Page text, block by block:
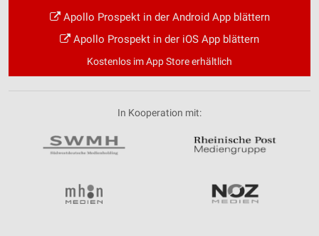
Apollo Prospekt in der Android App blättern
Apollo Prospekt in der iOS App blättern
Kostenlos im App Store erhältlich
In Kooperation mit: